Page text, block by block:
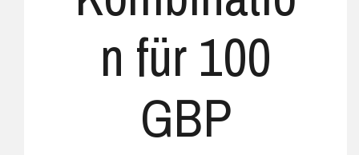
n für 100
GBP